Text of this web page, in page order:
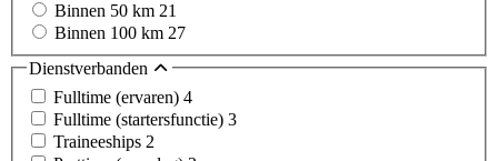
Binnen 50 km 21
Binnen 100 km 27
Dienstverbanden
Fulltime (ervaren) 4
Fulltime (startersfunctie) 3
Traineeships 2